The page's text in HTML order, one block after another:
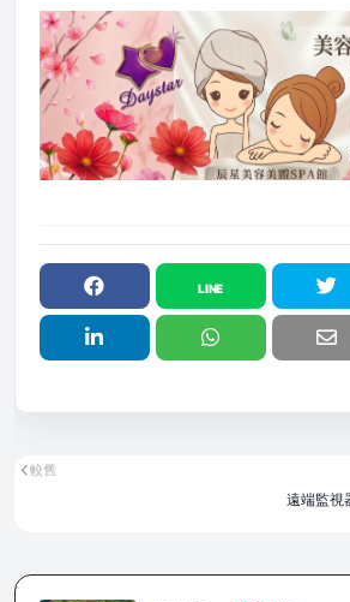
遠端監視
較舊